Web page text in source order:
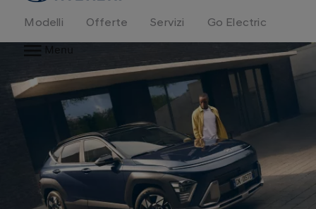
Modelli Offerte Servizi
Go Electric
Menu